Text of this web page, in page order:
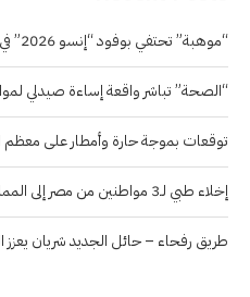
“موهبة” تحتفي بوفود “إنسو 2026” في ليلة عالمية
“الصحة” تباشر واقعة إساءة صيدلي
توقعات بموجة حارة وأمطار على معظم
إخلاء طبي لـ3 مواطنين من مصر إلى المملكة
طريق رفحاء – حائل الجديد شريان يعزز